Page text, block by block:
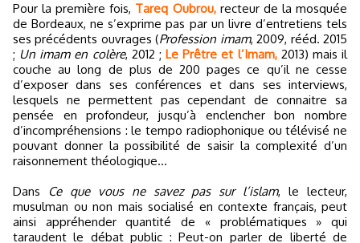
Pour la première fois, Tareq Oubrou,recteur de la mosquée
de Bordeaux, ne s’exprime pas par un livre d’entretiens tels
ses précédents ouvrages (Profession imam, 2009, rééd. 2015
; Un imam en colère, 2012 ;Le Prêtre et l’Imam,2013) mais il
couche au long de plus de 200 pages ce qu’il ne cesse
d’exposer dans ses conférences et dans ses interviews,
lesquels ne permettent pas cependant de connaitre sa
pensée en profondeur, jusqu’à enclencher bon nombre
d’incompréhensions : le tempo radiophonique ou télévisé ne
pouvant donner la possibilité de saisir la complexité d’un
raisonnement théologique…
Dans
Ce que vous ne savez pas sur l’islam, le lecteur,
musulman ou non mais socialisé en contexte français, peut
ainsi appréhender quantité de « problématiques » qui
taraudent le débat public : Peut-on parler de liberté de